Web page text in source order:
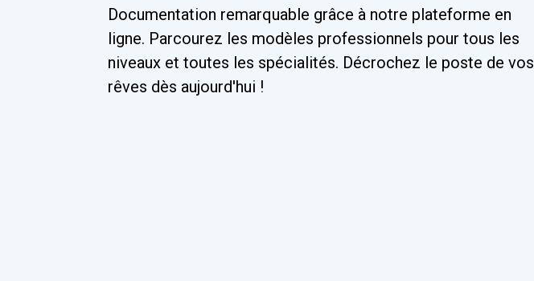
Documentation remarquable grâce à notre plateforme en
ligne. Parcourez les modèles professionnels pour tous les
niveaux et toutes les spécialités. Décrochez le poste de vos
rêves dès aujourd'hui !